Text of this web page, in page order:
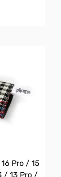
Pro / 15
/ 13 Pro /